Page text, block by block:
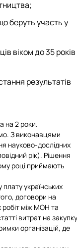
беруть участь у
віком до 35 років
результатів
на 2 роки.
З виконавцями
науково-дослідних
рік). Рішення
році приймають
українських
договори на
між МОН та
витрат на закупку
організацій, де